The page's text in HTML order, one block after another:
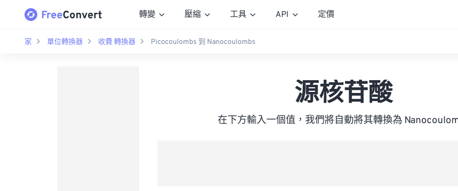
轉變 壓縮 工具 API 定價
家 單位轉換器 收費 轉換器 Picocoulombs 到 Nanocoulombs
源核苷酸
在下方輸入一個值，我們將自動將其轉換為